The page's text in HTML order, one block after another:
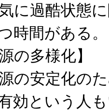
に過酷状態
時間がある。
の多様化】
の安定化の
効という人